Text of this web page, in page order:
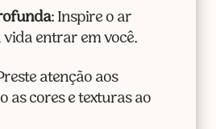
: Inspire o ar
vida entrar em você.
atenção aos
as cores e texturas ao